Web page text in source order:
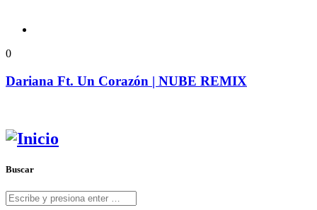
0
Dariana Ft. Un Corazón | NUBE REMIX
Buscar